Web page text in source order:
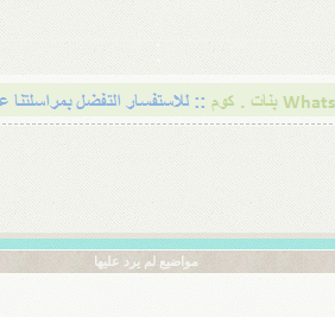
مواضيع لم يرد عليها